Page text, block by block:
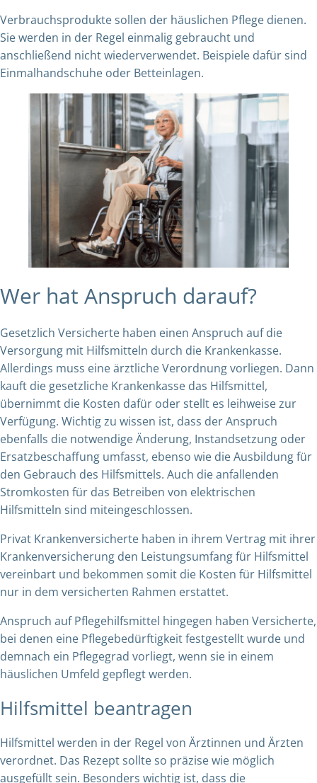
Verbrauchsprodukte sollen der häuslichen Pflege dienen.
Sie werden in der Regel einmalig gebraucht und
anschließend nicht wiederverwendet. Beispiele dafür sind
Einmalhandschuhe oder Betteinlagen.
Wer hat Anspruch darauf?
Gesetzlich Versicherte haben einen Anspruch auf die
Versorgung mit Hilfsmitteln durch die Krankenkasse.
Allerdings muss eine ärztliche Verordnung vorliegen. Dann
kauft die gesetzliche Krankenkasse das Hilfsmittel,
übernimmt die Kosten dafür oder stellt es leihweise zur
Verfügung. Wichtig zu wissen ist, dass der Anspruch
ebenfalls die notwendige Änderung, Instandsetzung oder
Ersatzbeschaffung umfasst, ebenso wie die Ausbildung für
den Gebrauch des Hilfsmittels. Auch die anfallenden
Stromkosten für das Betreiben von elektrischen
Hilfsmitteln sind miteingeschlossen.
Privat Krankenversicherte haben in ihrem Vertrag mit ihrer
Krankenversicherung den Leistungsumfang für Hilfsmittel
vereinbart und bekommen somit die Kosten für Hilfsmittel
nur in dem versicherten Rahmen erstattet.
Anspruch auf Pflegehilfsmittel hingegen haben Versicherte,
bei denen eine Pflegebedürftigkeit festgestellt wurde und
demnach ein Pflegegrad vorliegt, wenn sie in einem
häuslichen Umfeld gepflegt werden.
Hilfsmittel beantragen
Hilfsmittel werden in der Regel von Ärztinnen und Ärzten
verordnet. Das Rezept sollte so präzise wie möglich
ausgefüllt sein. Besonders wichtig ist, dass die